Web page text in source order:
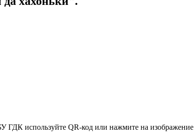
ГДК используйте QR-код или нажмите на изображение